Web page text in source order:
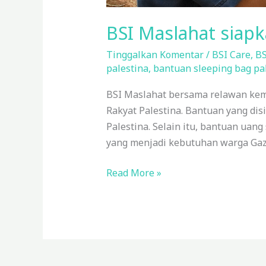
BSI Maslahat
Tinggalkan Komentar/ BSI Care,
palestina, bantuan sleeping bag
BSI Maslahat bersama relawan
Rakyat Palestina. Bantuan yang
Palestina. Selain itu, bantuan
yang menjadi kebutuhan warga
Read More »